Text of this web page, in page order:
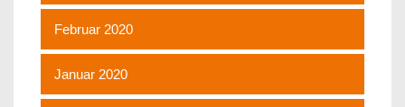
Februar 2020
Januar 2020